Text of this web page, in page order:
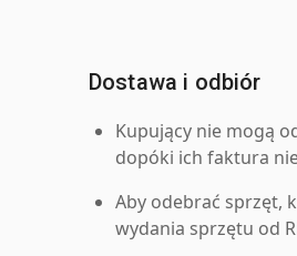
Dostawa i odbiór
Kupujący nie mogą
dopóki ich faktura
Aby odebrać sprzęt,
wydania sprzętu od